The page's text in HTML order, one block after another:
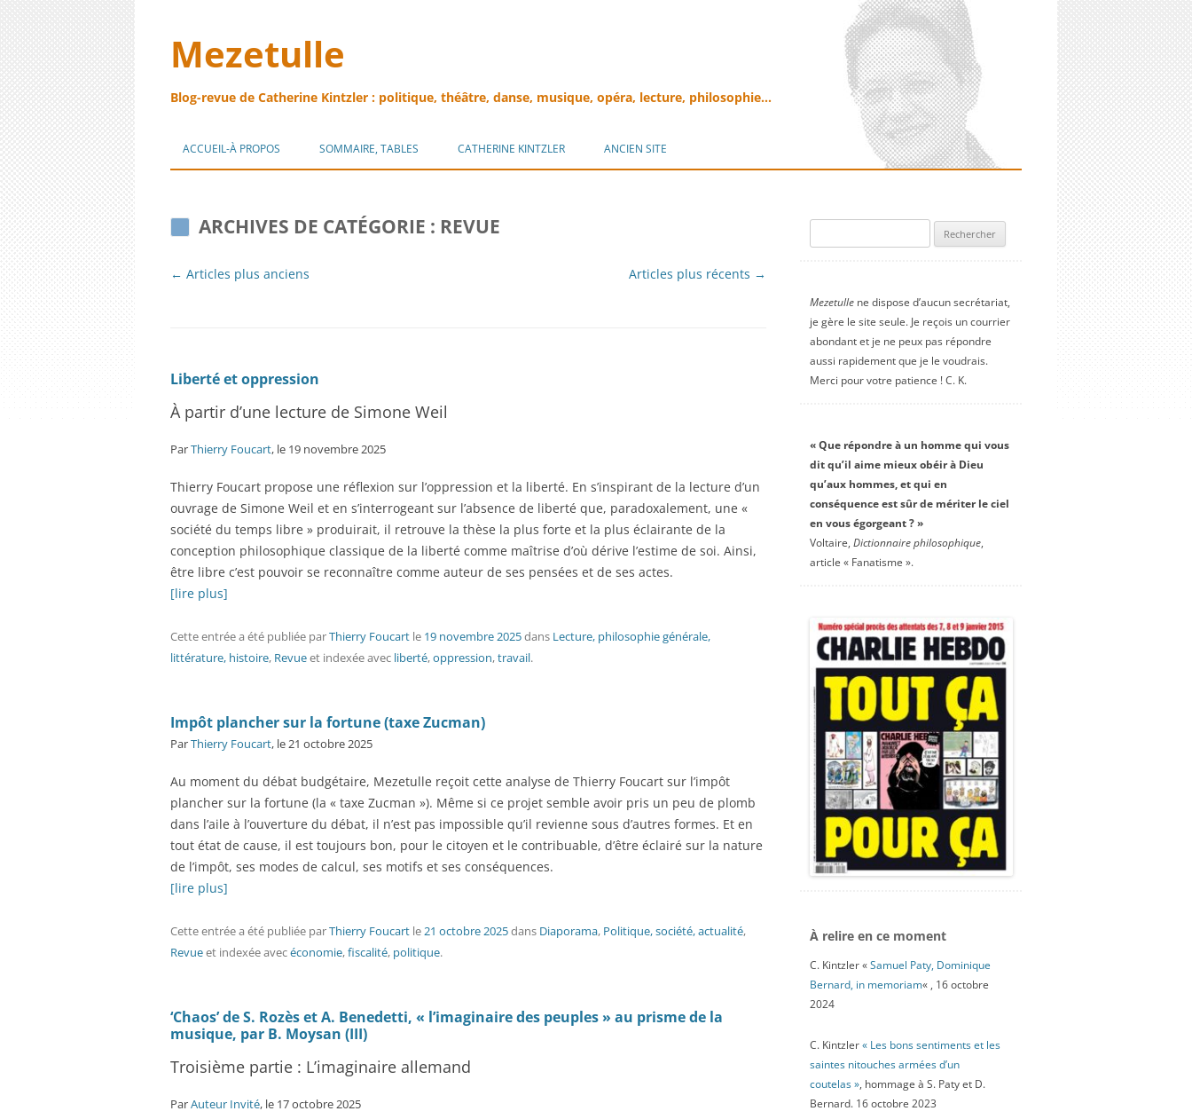
Mezetulle
Blog-revue de Catherine Kintzler : politique, théâtre, danse, musique, opéra, lecture, philosophie…
au
ACCUEIL-À PROPOS SOMMAIRE, TABLES CATHERINE KINTZLER ANCIEN SITE
ARCHIVES DE CATÉGORIE : REVUE
Navigation
← Articles plus anciens Articles plus récents →
Liberté et oppression
À partir d’une lecture de Simone Weil
ParThierry Foucart, le 19 novembre 2025
Thierry Foucart propose une réflexion sur l’oppression et la liberté. En s’inspirant de la lecture d’un
ouvrage de Simone Weil et en s’interrogeant sur l’absence de liberté que, paradoxalement, une «
société du temps libre » produirait, il retrouve la thèse la plus forte et la plus éclairante de la
conception philosophique classique de la liberté comme maîtrise d’où dérive l’estime de soi. Ainsi,
être libre c’est pouvoir se reconnaître comme auteur de ses pensées et de ses actes.
[lire plus]
Cette entrée a été publiée parThierry Foucart le 19 novembre 2025dans Lecture, philosophie générale,
littérature, histoire, Revueet indexée avec liberté,oppression,travail.
Impôt plancher sur la fortune (taxe Zucman)
ParThierry Foucart, le 21 octobre 2025
Au moment du débat budgétaire, Mezetulle reçoit cette analyse de Thierry Foucart sur l’impôt
plancher sur la fortune (la « taxe Zucman »). Même si ce projet semble avoir pris un peu de plomb
dans l’aile à l’ouverture du débat, il n’est pas impossible qu’il revienne sous d’autres formes. Et en
tout état de cause, il est toujours bon, pour le citoyen et le contribuable, d’être éclairé sur la nature
de l’impôt, ses modes de calcul, ses motifs et ses conséquences.
[lire plus]
Cette entrée a été publiée parThierry Foucart le21 octobre 2025dans Diaporama, Politique, société, actualité,
Revueet indexée avecéconomie,fiscalité, politique.
‘Chaos’ de S. Rozès et A. Benedetti, « l’imaginaire des peuples » au prisme de la
musique, par B. Moysan (III)
Troisième partie : L’imaginaire allemand
ParAuteur Invité, le 17 octobre 2025
Mezetullene dispose d’aucun secrétariat,
je gère le site seule. Je reçois un courrier
abondant et je ne peux pas répondre
aussi rapidement que je le voudrais.
Merci pour votre patience ! C. K.
« Que répondre à un homme qui vous
dit qu’il aime mieux obéir à Dieu
qu’aux hommes, et qui en
conséquence est sûr de mériter le ciel
en vous égorgeant ? »
Voltaire, Dictionnaire philosophique,
article « Fanatisme ».
À relire en ce moment
C. Kintzler «Samuel Paty, Dominique
Bernard, in memoriam« , 16 octobre
2024
C. Kintzler« Les bons sentiments et les
saintes nitouches armées d’un
coutelas », hommage à S. Paty et D.
Bernard. 16 octobre 2023